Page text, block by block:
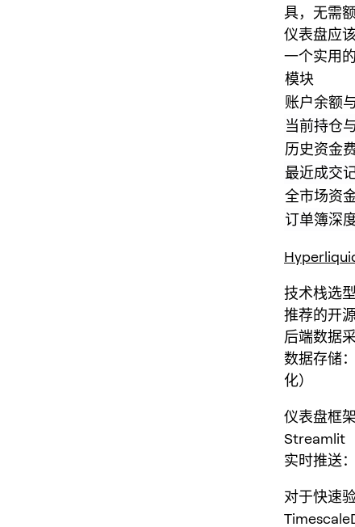
具，无需
仪表盘应
一个实用
模块
账户余额
当前持仓
历史资金
最近成交
全市场资
订单簿深
技术栈选型
推荐的开
后端数据
数据存储
化）
仪表盘框
Streamlit
实时推送
对于快速